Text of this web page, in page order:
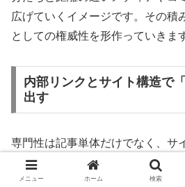
広げていくイメージです。その積
としての権威性を形作っていきま
内部リンクとサイト構造で
出す
専門性は記事単体だけでなく、サ
ます。関係のある記事がバラバラ
と、どんなテーマに強いサイトな
メニュー ホーム 検索